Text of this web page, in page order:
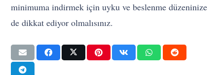
minimuma indirmek için uyku ve beslenme düzeninize
de dikkat ediyor olmalısınız.